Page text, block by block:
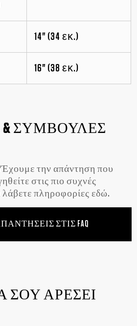
14" (34 εκ.)
16" (38 εκ.)
ΣΥΜΒΟΥΛΕΣ
την απάντηση που
στις πιο συχνές
λάβετε πληροφορίες εδώ.
ΣΤΙΣ FAQ
ΣΟΥ ΑΡΕΣΕΙ